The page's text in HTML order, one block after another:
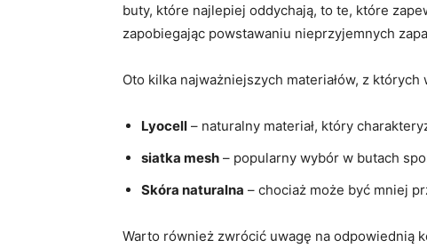
buty, które najlepiej oddychają, to ⁣te, które
zapobiegając ⁣powstawaniu nieprzyjemnych
Oto⁣ kilka najważniejszych materiałów, ‍z
Lyocell – naturalny materiał, który
siatka ⁢mesh – popularny wybór w butach
Skóra‍ naturalna – chociaż może być mniej
Warto ‌również zwrócić uwagę na odpowiednią